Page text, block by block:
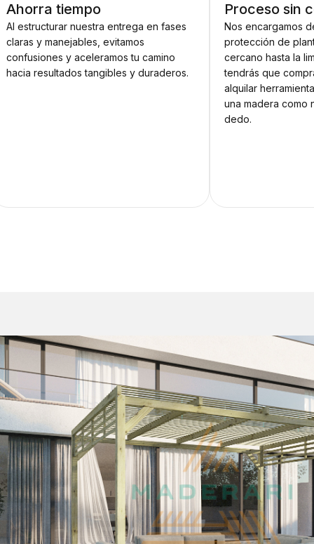
Ahorra tiempo
Al estructurar nuestra entrega en fases
claras y manejables, evitamos
confusiones y aceleramos tu camino
hacia resultados tangibles y duraderos.
Proceso sin
Nos encargamos
protección de
cercano hasta la
tendrás que
alquilar
una madera como
dedo.